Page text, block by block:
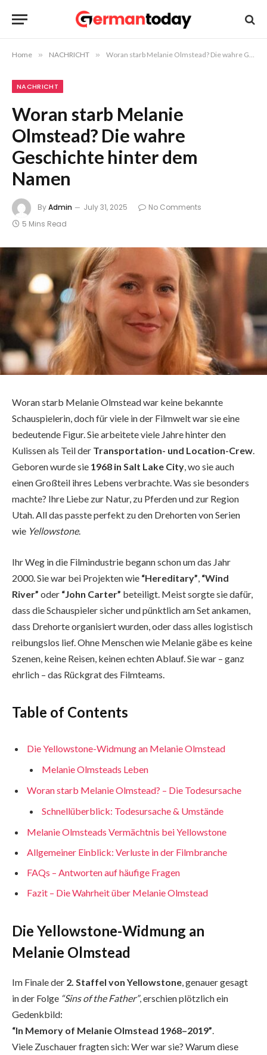
Home » NACHRICHT » Woran starb Melanie Olmstead? Die wahre Geschichte hinter dem Namen
NACHRICHT
Woran starb Melanie
Olmstead? Die wahre
Geschichte hinter dem
Namen
ByAdmin July 31, 2025
No Comments
5 Mins Read
Woran starb Melanie Olmstead war keine bekannte
Schauspielerin, doch für viele in der Filmwelt war sie eine
bedeutende Figur. Sie arbeitete viele Jahre hinter den
Kulissen als Teil der Transportation- und Location-Crew.
Geboren wurde sie 1968 in Salt Lake City, wo sie auch
einen Großteil ihres Lebens verbrachte. Was sie besonders
machte? Ihre Liebe zur Natur, zu Pferden und zur Region
Utah. All das passte perfekt zu den Drehorten von Serien
wie Yellowstone.
Ihr Weg in die Filmindustrie begann schon um das Jahr
2000. Sie war bei Projekten wie “Hereditary”, “Wind
River” oder “John Carter” beteiligt. Meist sorgte sie dafür,
dass die Schauspieler sicher und pünktlich am Set ankamen,
dass Drehorte organisiert wurden, oder dass alles logistisch
reibungslos lief. Ohne Menschen wie Melanie gäbe es keine
Szenen, keine Reisen, keinen echten Ablauf. Sie war – ganz
ehrlich – das Rückgrat des Filmteams.
Table of Contents
Die Yellowstone-Widmung an Melanie Olmstead
Melanie Olmsteads Leben
Woran starb Melanie Olmstead? – Die Todesursache
Schnellüberblick: Todesursache & Umstände
Melanie Olmsteads Vermächtnis bei Yellowstone
Allgemeiner Einblick: Verluste in der Filmbranche
FAQs – Antworten auf häufige Fragen
Fazit – Die Wahrheit über Melanie Olmstead
Die Yellowstone-Widmung an
Melanie Olmstead
Im Finale der 2. Staffel von Yellowstone , genauer gesagt
in der Folge “Sins of the Father”, erschien plötzlich ein
Gedenkbild:
“In Memory of Melanie Olmstead 1968–2019”
Viele Zuschauer fragten sich: Wer war sie? Warum diese